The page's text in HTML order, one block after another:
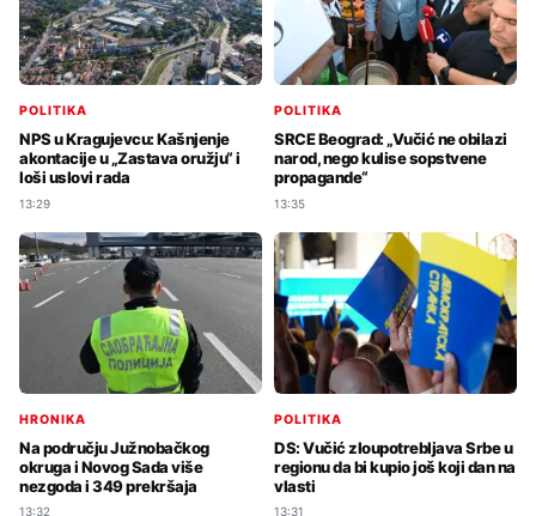
POLITIKA
NPS u Kragujevcu: Kašnjenje
akontacije u „Zastava oružju“ i
loši uslovi rada
13:29
POLITIKA
SRCE Beograd: „Vučić ne obilazi
narod, nego kulise sopstvene
propagande“
13:35
HRONIKA
Na području Južnobačkog
okruga i Novog Sada više
nezgoda i 349 prekršaja
13:32
POLITIKA
DS: Vučić zloupotrebljava Srbe u
regionu da bi kupio još koji dan na
vlasti
13:31